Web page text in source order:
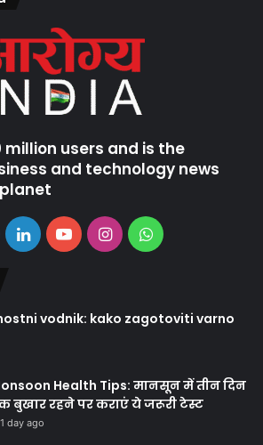
million users and is the
and technology news
LinkedInYouTubeInstagramWhatsApp
vodnik: kako zagotoviti varno
Health Tips: मानसून में तीन दिन
बुखार रहने पर कराएं ये जरूरी टेस्ट
1 day ago